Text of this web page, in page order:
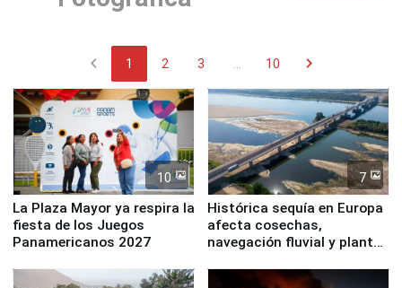
chevron_left 1 2 3 10 chevron_right
10
La Plaza Mayor ya respira la
fiesta de los Juegos
Panamericanos 2027
7
Histórica sequía en Europa
afecta cosechas,
navegación fluvial y plantas